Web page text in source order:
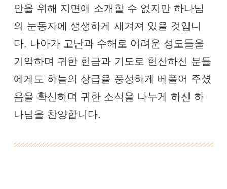
안을 위해 지면에 소개할 수 없지만 하나님
의 눈동자에 생생하게 새겨져 있을 것입니
다. 나아가 고난과 수해로 어려운 성도들을
기억하며 귀한 헌금과 기도로 헌신하신 분들
에게도 하늘의 상급을 풍성하게 베풀어 주셨
음을 확신하며 귀한 소식을 나누게 하신 하
나님을 찬양합니다.